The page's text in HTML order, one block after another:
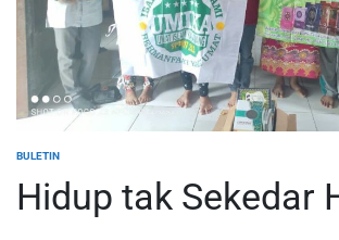
POSTED
BULETIN
Hidup tak Sekedar